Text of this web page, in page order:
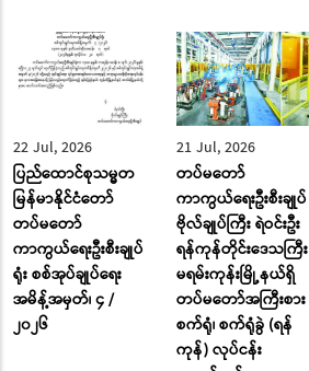
22 Jul, 2026
ပြည်ထောင်စုသမ္မတ
မြန်မာနိုင်ငံတော်
တပ်မတော်
ကာကွယ်ရေးဦးစီးချုပ်
ရုံး စစ်အုပ်ချုပ်ရေး
အမိန့်အမှတ်၊ ၄ /
၂၀၂၆
21 Jul, 2026
တပ်မတော်
ကာကွယ်ရေးဦးစီးချုပ်
ဗိုလ်ချုပ်ကြီး ရဲဝင်းဦး
ရန်ကုန်တိုင်းဒေသကြီး
မရမ်းကုန်းမြို့နယ်ရှိ
တပ်မတော်အကြီးစား
စက်ရုံ၊ စက်ရုံခွဲ (ရန်
ကုန်) လုပ်ငန်း